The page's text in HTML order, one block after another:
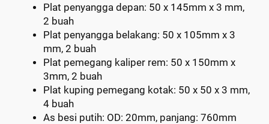
Plat penyangga depan: 50 x 145mm x 3 mm,
2 buah
Plat penyangga belakang: 50 x 105mm x 3
mm, 2 buah
Plat pemegang kaliper rem: 50 x 150mm x
3mm, 2 buah
Plat kuping pemegang kotak: 50 x 50 x 3 mm,
4 buah
As besi putih: OD: 20mm, panjang: 760mm